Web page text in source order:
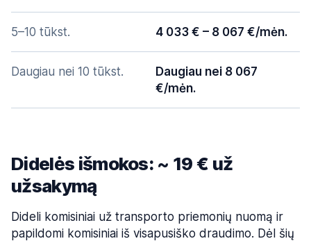
5–10 tūkst. 4 033 € – 8 067 €/mėn.
Daugiau nei 10 tūkst.
Daugiau nei 8 067
€/mėn.
Didelės išmokos: ~ 19 € už
užsakymą
Dideli komisiniai už transporto priemonių nuomą ir
papildomi komisiniai iš visapusiško draudimo. Dėl šių